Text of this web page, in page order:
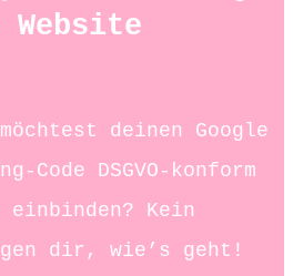
deinen Google
Code DSGVO-konform
Kein
dir, wie’s geht!